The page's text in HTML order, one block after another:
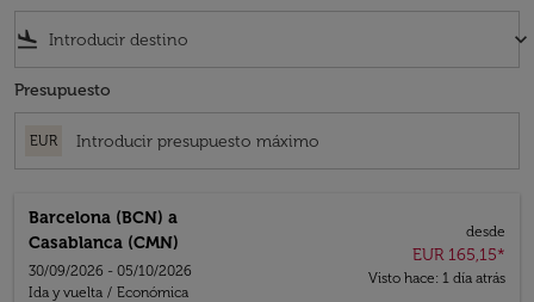
flight_land keyboard_arrow_down
Presupuesto
EUR
Barcelona (BCN) a
Casablanca (CMN)
30/09/2026 - 05/10/2026
Ida y vuelta / Económica
desde
EUR 165,15*
Visto hace: 1 día atrás